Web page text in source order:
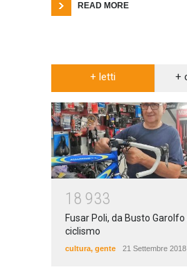
READ MORE
+ letti +
1 8 933
Fusar Poli, da Busto
ciclismo
cultura, gente 21 Settembre 2018